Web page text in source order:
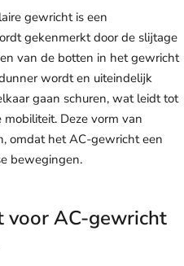
gewricht is een
gekenmerkt door de slijtage
van de botten in het gewricht
wordt en uiteindelijk
gaan schuren, wat leidt tot
Deze vorm van
omdat het AC-gewricht een
bewegingen.
voor AC-gewricht